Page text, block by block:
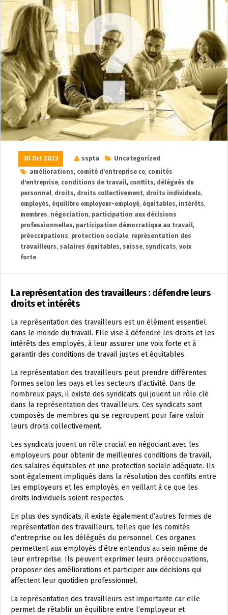
30 Oct 2023 sspta
Uncategorized
améliorations, comité d'entreprise ce, comités
d'entreprise, conditions de travail, conflits, délégués du
personnel, droits, droits collectivement, droits individuels,
employés, équilibre employeur-employé, équitables, intérêts,
membres, négociation, participation aux décisions
professionnelles, participation démocratique au travail,
préoccupations, protection sociale, représentation des
travailleurs, salaires équitables, suisse, syndicats, voix
forte
La représentation des travailleurs : défendre leurs
droits et intérêts
La représentation des travailleurs est un élément essentiel
dans le monde du travail. Elle vise à défendre les droits et les
intérêts des employés, à leur assurer une voix forte et à
garantir des conditions de travail justes et équitables.
La représentation des travailleurs peut prendre différentes
formes selon les pays et les secteurs d’activité. Dans de
nombreux pays, il existe des syndicats qui jouent un rôle clé
dans la représentation des travailleurs. Ces syndicats sont
composés de membres qui se regroupent pour faire valoir
leurs droits collectivement.
Les syndicats jouent un rôle crucial en négociant avec les
employeurs pour obtenir de meilleures conditions de travail,
des salaires équitables et une protection sociale adéquate. Ils
sont également impliqués dans la résolution des conflits entre
les employeurs et les employés, en veillant à ce que les
droits individuels soient respectés.
En plus des syndicats, il existe également d’autres formes de
représentation des travailleurs, telles que les comités
d’entreprise ou les délégués du personnel. Ces organes
permettent aux employés d’être entendus au sein même de
leur entreprise. Ils peuvent exprimer leurs préoccupations,
proposer des améliorations et participer aux décisions qui
affectent leur quotidien professionnel.
La représentation des travailleurs est importante car elle
permet de rétablir un équilibre entre l’employeur et